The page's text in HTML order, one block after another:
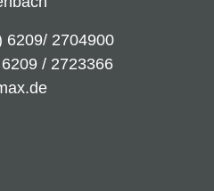
6209/ 2704900
/ 2723366